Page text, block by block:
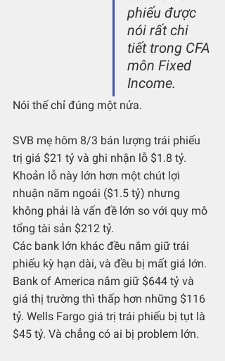
phiếu được
nói rất chi
tiết trong CFA
môn Fixed
Income.
Nói thế chỉ đúng một nửa.
SVB mẹ hôm 8/3 bán lượng trái phiếu
trị giá $21 tỷ và ghi nhận lỗ $1.8 tỷ.
Khoản lỗ này lớn hơn một chút lợi
nhuận năm ngoái ($1.5 tỷ) nhưng
không phải là vấn đề lớn so với quy mô
tổng tài sản $212 tỷ.
Các bank lớn khác đều nắm giữ trái
phiếu kỳ hạn dài, và đều bị mất giá lớn.
Bank of America nắm giữ $644 tỷ và
giá thị trường thì thấp hơn những $116
tỷ. Wells Fargo giá trị trái phiếu bị tụt là
$45 tỷ. Và chẳng có ai bị problem lớn.